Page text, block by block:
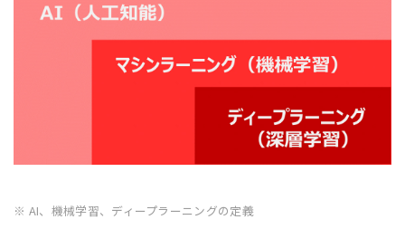
※ AI、機械学習、ディープラーニングの定義